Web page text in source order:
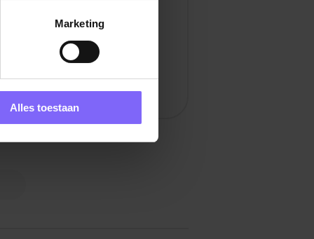
Marketing
Alles toestaan